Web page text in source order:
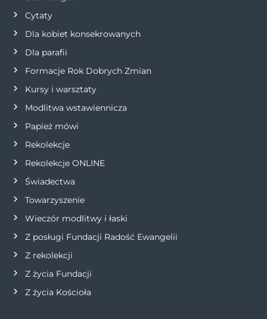
j
a
w
p
i
s
u
Cytaty
Dla kobiet konsekrowanych
Dla parafii
Formacje Rok Dobrych Zmian
Kursy i warsztaty
Modlitwa wstawiennicza
Papież mówi
Rekolekcje
Rekolekcje ONLINE
Świadectwa
Towarzyszenie
Wieczór modlitwy i łaski
Z posługi Fundacji Radość Ewangelii
Z rekolekcji
Z życia Fundacji
Z życia Kościoła